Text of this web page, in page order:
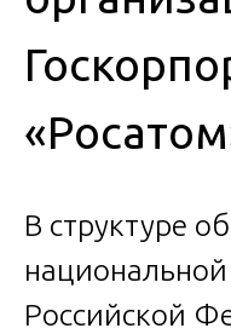
В структуре
национальной
Российской